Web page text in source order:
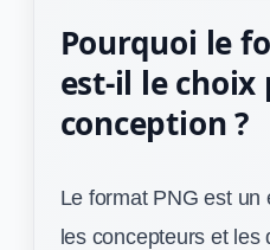
Pourquoi le
est-il le choix
conception ?
Le format PNG est un
les concepteurs et les